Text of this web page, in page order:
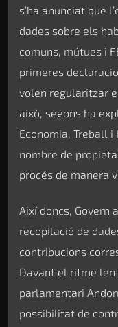
s’ha anunciat que
dades sobre els
comuns, mútues i
primeres
volen regularitzar
això, segons ha
Economia, Treball
nombre de
procés de manera
Així doncs, Govern
recopilació de
contribucions
Davant el ritme
parlamentari
possibilitat de